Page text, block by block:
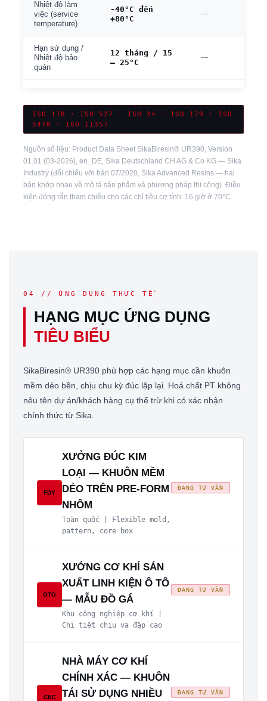
Nhiệt độ làm
việc (service
temperature)
-40°C đến
+80°C
—
Hạn sử dụng /
Nhiệt độ bảo
quản
12 tháng / 15
– 25°C
—
ISO 178 · ISO 527 · ISO 34 · ISO 179 · ISO
5470 · ISO 11357
Nguồn số liệu: Product Data Sheet SikaBiresin® UR390, Version
01.01 (03-2026), en_DE, Sika Deutschland CH AG & Co KG — Sika
Industry (đối chiếu với bản 07/2020, Sika Advanced Resins — hai
bản khớp nhau về mô tả sản phẩm và phương pháp thi công). Điều
kiện đóng rắn tham chiếu cho các chỉ tiêu cơ tính: 16 giờ ở 70°C.
04 // ỨNG DỤNG THỰC TẾ
HẠNG MỤC ỨNG DỤNG
TIÊU BIỂU
SikaBiresin® UR390 phù hợp các hạng mục cần khuôn
mềm dẻo bền, chịu chu kỳ đúc lặp lại. Hoá chất PT không
nêu tên dự án/khách hàng cụ thể trừ khi có xác nhận
chính thức từ Sika.
FDY
XƯỞNG ĐÚC KIM
LOẠI — KHUÔN MỀM
DẺO TRÊN PRE-FORM
NHÔM
Toàn quốc | Flexible mold,
pattern, core box
ĐANG TƯ VẤN
OTO
XƯỞNG CƠ KHÍ SẢN
XUẤT LINH KIỆN Ô TÔ
— MẪU ĐỒ GÁ
Khu công nghiệp cơ khí |
Chi tiết chịu va đập cao
ĐANG TƯ VẤN
CKC
NHÀ MÁY CƠ KHÍ
CHÍNH XÁC — KHUÔN
TÁI SỬ DỤNG NHIỀU
ĐANG TƯ VẤN